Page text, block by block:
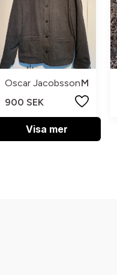
Oscar JacobssonM
900 SEK
Visa mer